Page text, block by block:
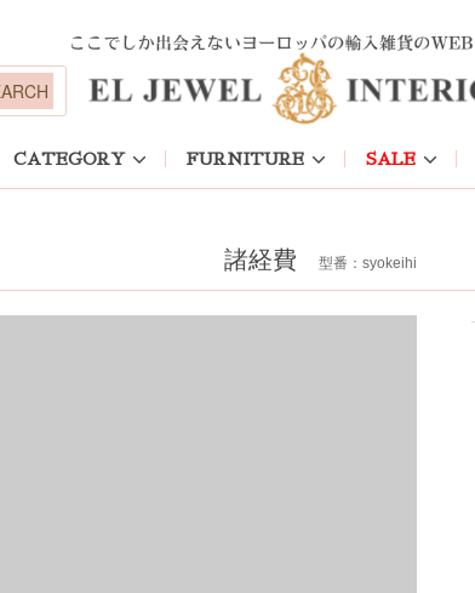
CATEGORY FURNITURE SALE
諸経費 型番：syokeihi